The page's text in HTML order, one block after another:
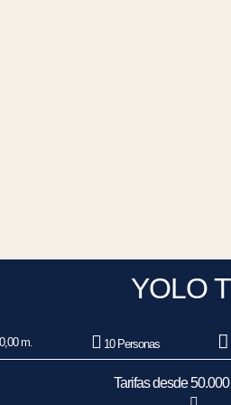
YOLO
m. 10 Personas
Tarifas desde